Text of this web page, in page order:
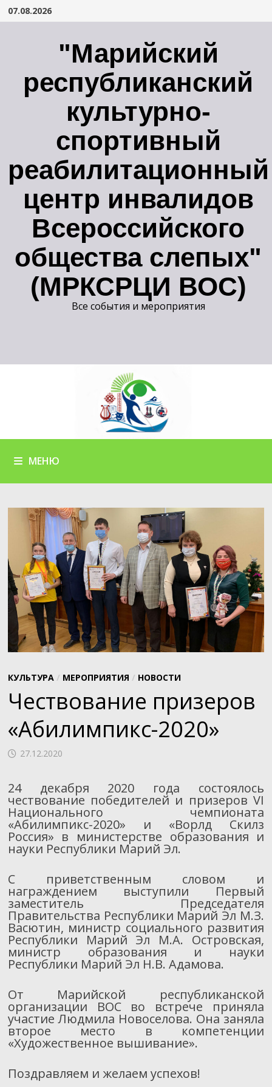
Перейти
07.08.2026
"Марийский
республиканский
культурно-
спортивный
реабилитационный
центр инвалидов
Всероссийского
общества слепых"
(МРКСРЦИ ВОС)
Все события и мероприятия
МЕНЮ
КУЛЬТУРА/ МЕРОПРИЯТИЯ / НОВОСТИ
Чествование призеров
«Абилимпикс-2020»
27.12.2020
24 декабря 2020 года состоялось
чествование победителей и призеров VI
Национального чемпионата
«Абилимпикс-2020» и «Ворлд Скилз
Россия» в министерстве образования и
науки Республики Марий Эл.
С приветственным словом и
награждением выступили Первый
заместитель Председателя
Правительства Республики Марий Эл М.З.
Васютин, министр социального развития
Республики Марий Эл М.А. Островская,
министр образования и науки
Республики Марий Эл Н.В. Адамова.
От Марийской республиканской
организации ВОС во встрече приняла
участие Людмила Новоселова. Она заняла
второе место в компетенции
«Художественное вышивание».
Поздравляем и желаем успехов!